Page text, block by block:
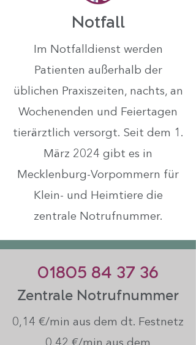
Notfall
Im Notfalldienst werden
Patienten außerhalb der
üblichen Praxiszeiten, nachts, an
Wochenenden und Feiertagen
tierärztlich versorgt. Seit dem 1.
März 2024 gibt es in
Mecklenburg-Vorpommern für
Klein- und Heimtiere die
zentrale Notrufnummer.
01805 84 37 36
Zentrale Notrufnummer
0,14 €/min aus dem dt. Festnetz